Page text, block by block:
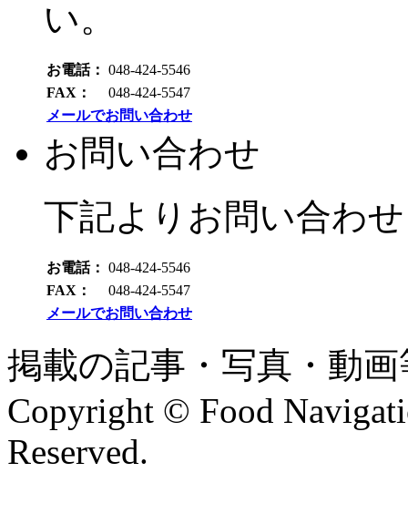
い。
お電話： 048-424-5546
FAX：
048-424-5547
メールでお問い合わせ
お問い合わせ
下記よりお問い合わ
お電話： 048-424-5546
FAX：
048-424-5547
メールでお問い合わせ
掲載の記事・写真・動
Copyright © Food
Reserved.